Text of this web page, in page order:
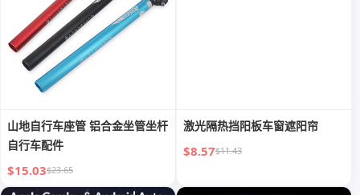
山地自行车座管 铝合金坐管坐杆
自行车配件
$15.03$23.65
激光隔热挡阳板车窗遮阳帘
$8.57$11.43